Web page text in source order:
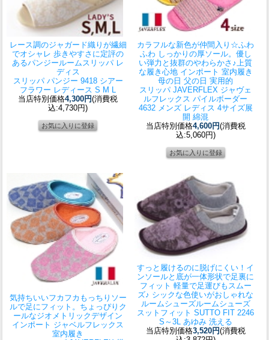
レース調のジャガード織りが繊細
でオシャレ 歩きやすさに定評の
あるパンジールームスリッパ レ
ディス
スリッパ パンジー 9418 シアー
フラワー レディース S M L
当店特別価格4,300円(消費税
込:4,730円)
カラフルな新色が仲間入り☆ふわ
ふわ しっかりの厚ソール。優し
い弾力と抜群のやわらかさ♪上質
な履き心地 インポート 室内履き
母の日 父の日 実用的
スリッパ JAVERFLEX ジャヴェ
ルフレックス パイルボーダー
4632 メンズ レディス 4サイズ展
開 綿混
当店特別価格4,600円(消費税
込:5,060円)
気持ちいいフカフカもっちりソー
ルで足にフィット。ちょっぴりク
ールなジオメトリックデザイン
インポート ジャベルフレックス
室内履き
すっと履けるのに脱げにくい！イ
ンソールと底が一体形状で足裏に
フィット 軽量で足運びもスムー
ズ♪ シックな色使いがおしゃれな
ルームシューズルームシューズ
スットフィット SUTTO FIT 2246
S～3L あゆみ 洗える
当店特別価格3,520円(消費税